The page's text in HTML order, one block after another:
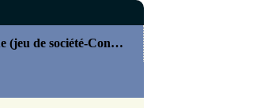
On joue (jeu de société-Concours)